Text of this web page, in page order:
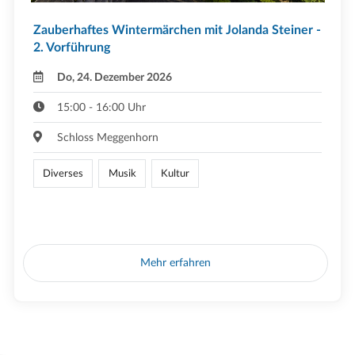
Zauberhaftes Wintermärchen mit Jolanda Steiner -
2. Vorführung
Do, 24. Dezember 2026
15:00 - 16:00 Uhr
Schloss Meggenhorn
Diverses Musik Kultur
Mehr erfahren